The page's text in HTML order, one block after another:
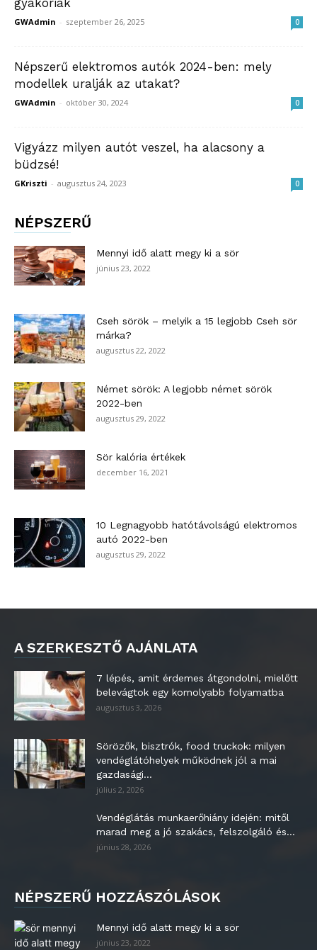
GWAdmin - szeptember 26, 2025 0
Népszerű elektromos autók 2024-ben: mely
modellek uralják az utakat?
GWAdmin - október 30, 2024 0
Vigyázz milyen autót veszel, ha alacsony a
büdzsé!
GKriszti - augusztus 24, 2023 0
NÉPSZERŰ
Mennyi idő alatt megy ki a sör
június 23, 2022
Cseh sörök – melyik a 15 legjobb Cseh sör
márka?
augusztus 22, 2022
Német sörök: A legjobb német sörök
2022-ben
augusztus 29, 2022
Sör kalória értékek
december 16, 2021
10 Legnagyobb hatótávolságú elektromos
autó 2022-ben
augusztus 29, 2022
A SZERKESZTŐ AJÁNLATA
7 lépés, amit érdemes átgondolni, mielőtt
belevágtok egy komolyabb folyamatba
augusztus 3, 2026
Sörözők, bisztrók, food truckok: milyen
vendéglátóhelyek működnek jól a mai
gazdasági...
július 2, 2026
Vendéglátás munkaerőhiány idején: mitől
marad meg a jó szakács, felszolgáló és...
június 28, 2026
NÉPSZERŰ HOZZÁSZÓLÁSOK
Mennyi idő alatt megy ki a sör
június 23, 2022